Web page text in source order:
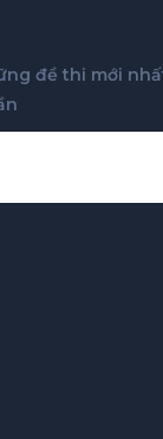
đề thi mới